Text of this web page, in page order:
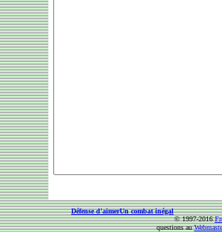
Défense d'aimerUn combat inégal
© 1997-2016
questions au